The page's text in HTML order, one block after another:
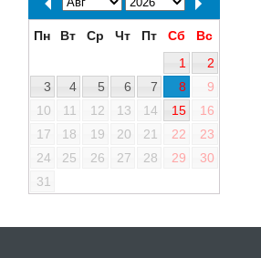
Пн Вт Ср Чт Пт Сб
Вс
1
2
3
4 5 6 7 8
9
10
11 12 13 14 15
16
17
18 19 20 21 22
23
24
25 26 27 28 29
30
31